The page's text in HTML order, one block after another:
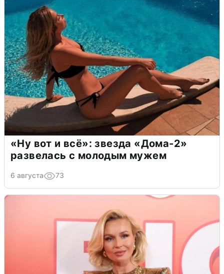
«Ну вот и всё»: звезда «Дома-2»
развелась с молодым мужем
6 августа 73